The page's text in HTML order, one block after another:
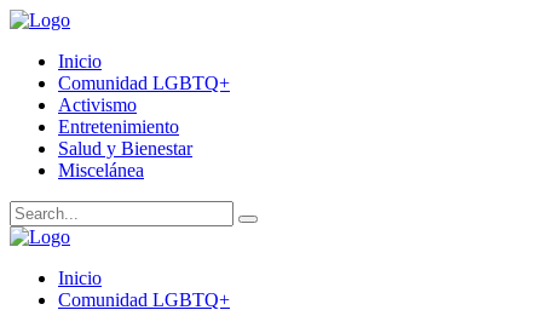
Inicio
Comunidad LGBTQ+
Activismo
Entretenimiento
Salud y Bienestar
Miscelánea
Inicio
Comunidad LGBTQ+